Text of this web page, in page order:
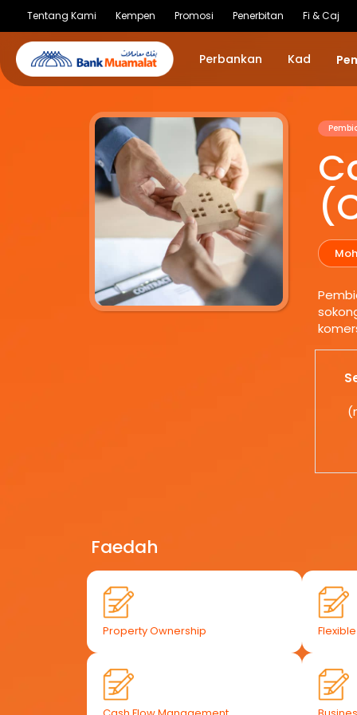
Tentang Kami Kempen Promosi Penerbitan Fi & Caj
Perbankan Kad
Faedah
Property Ownership